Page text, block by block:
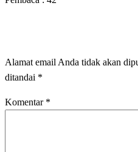
Alamat email Anda tidak akan
ditandai *
Komentar *